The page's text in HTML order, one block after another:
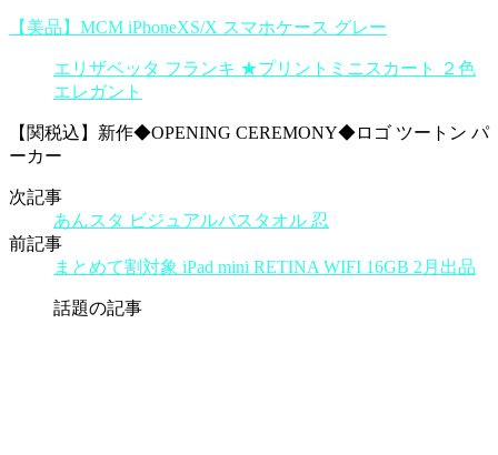
【美品】MCM iPhoneXS/X スマホケース グレー
エリザベッタ フランキ ★プリントミニスカート ２色
エレガント
【関税込】新作◆OPENING CEREMONY◆ロゴ ツートン パ
ーカー
次記事
あんスタ ビジュアルバスタオル 忍
前記事
まとめて割対象 iPad mini RETINA WIFI 16GB 2月出品
話題の記事